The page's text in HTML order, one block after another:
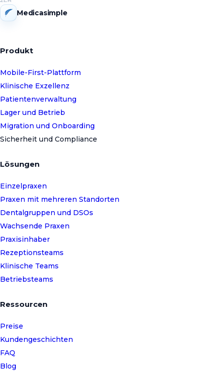
Medicasimple
Produkt
Mobile-First-Plattform
Klinische Exzellenz
Patientenverwaltung
Lager und Betrieb
Migration und Onboarding
Sicherheit und Compliance
Lösungen
Einzelpraxen
Praxen mit mehreren Standorten
Dentalgruppen und DSOs
Wachsende Praxen
Praxisinhaber
Rezeptionsteams
Klinische Teams
Betriebsteams
Ressourcen
Preise
Kundengeschichten
FAQ
Blog